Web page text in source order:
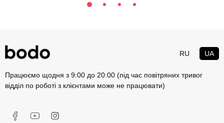
RU UA
Працюємо щодня з 9:00 до 20:00 (під час повітряних тривог
відділ по роботі з клієнтами може не працювати)